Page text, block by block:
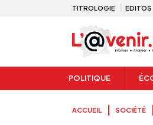
TITROLOGIE EDITOS
POLITIQUE
ACCUEIL SOCIÉTÉ